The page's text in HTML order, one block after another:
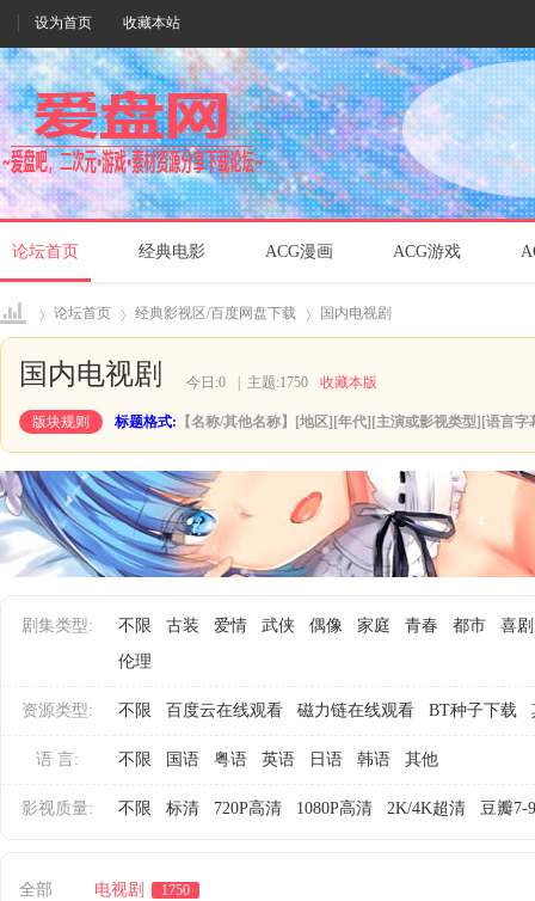
设为首页 收藏本站
论坛首页 经典电影 ACG漫画 ACG游戏
爱盘 »
论坛首页
›
经典影视区/百度网盘下载
›
国内电视剧
国内电视剧 今日:0 主题:1750 收藏本版
版块规则 标题格式: 【名称/其他名称】[地区][年代][主演或影视类型][语言
剧集类型: 不限 古装 爱情 武侠 偶像 家庭 青春 都市
喜剧
伦理
资源类型: 不限 百度云在线观看 磁力链在线观看 BT种子下载
语 言: 不限 国语 粤语 英语 日语 韩语 其他
影视质量: 不限 标清 720P高清 1080P高清 2K/4K超清 豆瓣7-
全部 电视剧 1750